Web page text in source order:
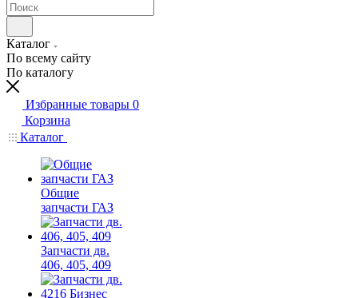
Каталог
По всему сайту
По каталогу
Избранные товары 0
Корзина
Каталог
Общие
запчасти ГАЗ
Запчасти дв.
406, 405, 409